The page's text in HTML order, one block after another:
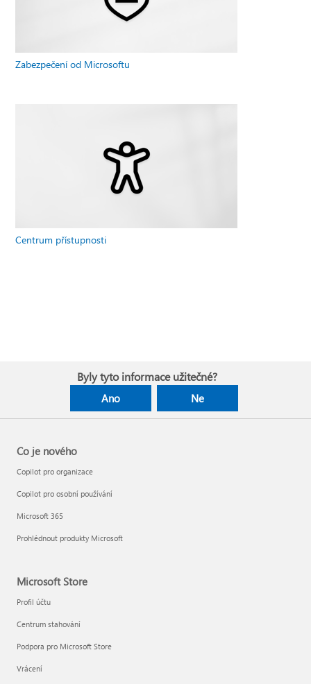
Zabezpečení od Microsoftu
Centrum přístupnosti
Byly tyto informace užitečné?
Ano Ne
Co je nového
Copilot pro organizace
Copilot pro osobní používání
Microsoft 365
Prohlédnout produkty Microsoft
Microsoft Store
Profil účtu
Centrum stahování
Podpora pro Microsoft Store
Vrácení